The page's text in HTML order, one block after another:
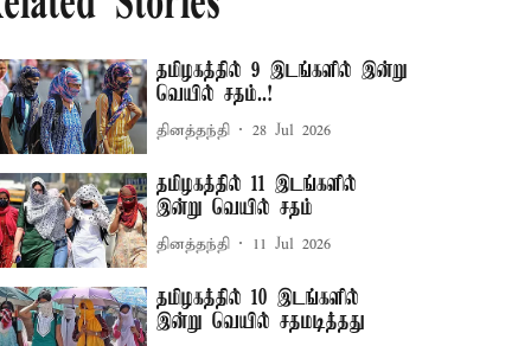
தமிழகத்தில் 9 இடங்களில் இன்று
வெயில் சதம்..!
தினத்தந்தி 28 Jul 2026
தமிழகத்தில் 11 இடங்களில்
இன்று வெயில் சதம்
தினத்தந்தி 11 Jul 2026
தமிழகத்தில் 10 இடங்களில்
இன்று வெயில் சதமடித்தது